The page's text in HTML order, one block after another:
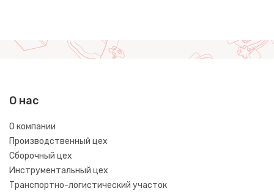
О нас
О компании
Производственный цех
Сборочный цех
Инструментальный цех
Транспортно-логистический участок